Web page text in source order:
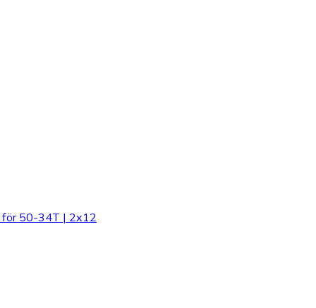
för 50-34T | 2x12